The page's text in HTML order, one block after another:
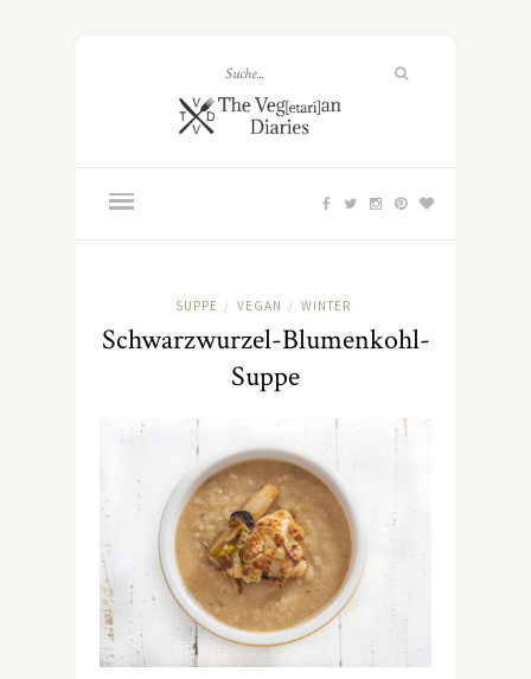
SUPPE / VEGAN / WINTER
Schwarzwurzel-Blumenkohl-
Suppe